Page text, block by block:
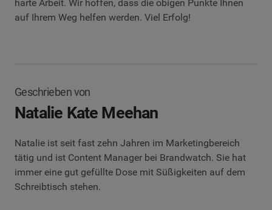
harte Arbeit. Wir hoffen, dass die obigen Punkte Ihnen
auf Ihrem Weg helfen werden. Viel Erfolg!
Geschrieben von
Natalie Kate Meehan
Natalie ist seit fast zehn Jahren im Marketingbereich
tätig und ist Content Manager bei Brandwatch. Sie hat
immer eine gut gefüllte Dose mit Süßigkeiten auf dem
Schreibtisch stehen.